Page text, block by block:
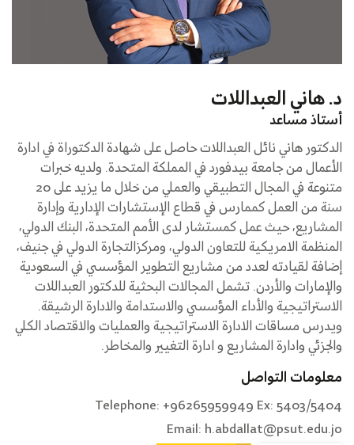
د. هاني العبداللات
أستاذ مساعد
الدكتور هاني نائل العبداللات حاصل على شهادة الدكتوراة في ادارة
الأعمال من جامعة بيدفورد في المملكة المتحدة. ولديه خبرات
متنوعة في المجال التطبيقي والعملي من خلال ما يزيد على 20
سنة من العمل كممارس في قطاع الإستشارات الإدارية وإدارة
المشاريع، حيث عمل كمستشار لدى الأمم المتحدة، البنك الدولي،
المنظمة الامريكية للتعاون الدولي، ومركزالتجارة الدولي في جنيف،
إضافة لقيادته لعدد من مشاريع التطوير المؤسسي في السعودية
والإمارات والأردن. تشمل المجالات البحثية للدكتور العبداللات
الاستراتيجية والأداء المؤسسي والاستدامة والادارة الرشيقة.
ويدرس مساقات الادارة الاستراتيجية والعمليات والاقتصاد الكلي
والجزئي وادارة المشاريع و ادارة التغيير والمخاطر.
معلومات التواصل
Telephone: +96265959949 Ex: 5403/5404
Email: h.abdallat@psut.edu.jo